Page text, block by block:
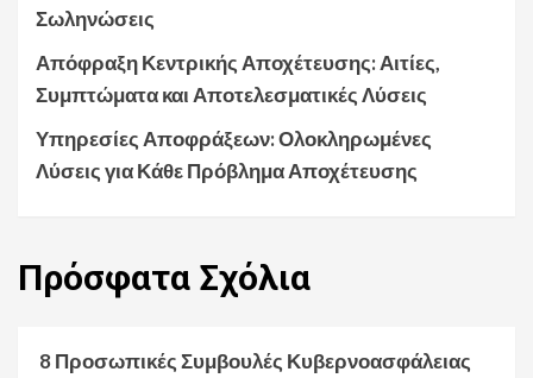
Σωληνώσεις
Απόφραξη Κεντρικής Αποχέτευσης: Αιτίες,
Συμπτώματα και Αποτελεσματικές Λύσεις
Υπηρεσίες Αποφράξεων: Ολοκληρωμένες
Λύσεις για Κάθε Πρόβλημα Αποχέτευσης
Πρόσφατα Σχόλια
8 Προσωπικές Συμβουλές Κυβερνοασφάλειας